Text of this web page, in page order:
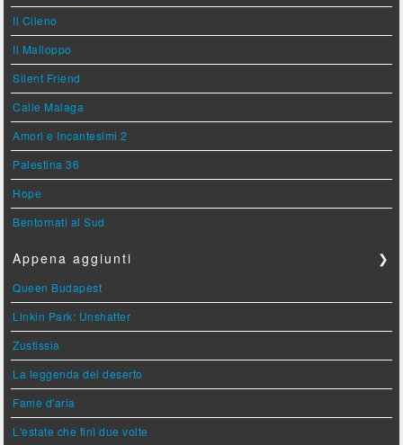
Il Cileno
Il Malloppo
Silent Friend
Calle Malaga
Amori e Incantesimi 2
Palestina 36
Hope
Bentornati al Sud
Appena aggiunti ❯
Queen Budapest
Linkin Park: Unshatter
Zustissia
La leggenda del deserto
Fame d'aria
L'estate che finì due volte